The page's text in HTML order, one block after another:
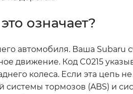
означает?
автомобиля. Ваша Subaru
движение. Код C0215
колеса. Если эта цепь
системы тормозов (ABS) и